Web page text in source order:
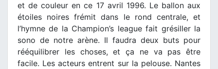
et de couleur en ce 17 avril 1996. Le ballon aux
étoiles noires frémit dans le rond centrale, et
l’hymne de la Champion’s league fait grésiller la
sono de notre arène. Il faudra deux buts pour
rééquilibrer les choses, et ça ne va pas être
facile. Les acteurs entrent sur la pelouse. Nantes